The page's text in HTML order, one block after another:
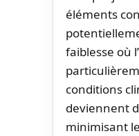
éléments
faiblesse où
conditions
deviennent
minimisant